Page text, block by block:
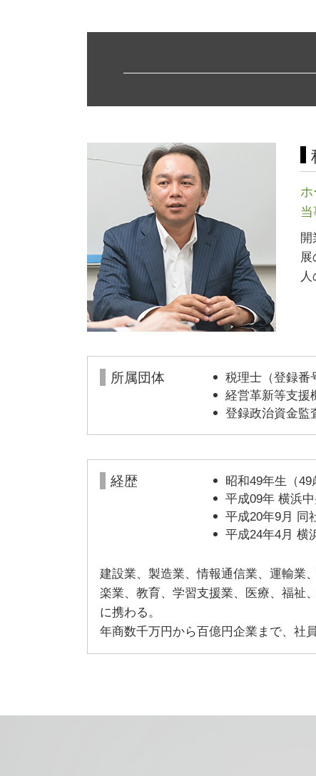
発起 設立
助成金 制度
相対的 記載 事項
合同会社 株式会社 違い
起業 助成金
宅地建物取引業 免許
不動産業 免許
食品衛生責任者 資格
飲食店 開業 流れ
許認可 とは
不動産 開業
当
所属団体
税理士（登録番
経営革新等支援
登録政治資金監
経歴
昭和49年生（
平成09年 横浜
平成20年9月 同
平成24年4月 横
建設業、製造業、情報通信業、運輸業
楽業、教育、学習支援業、医療、福祉
に携わる。
年商数千万円から百億円企業まで、社